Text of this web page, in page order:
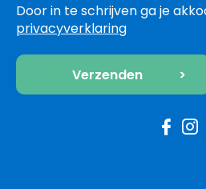
Door in te schrijven ga je
privacyverklaring